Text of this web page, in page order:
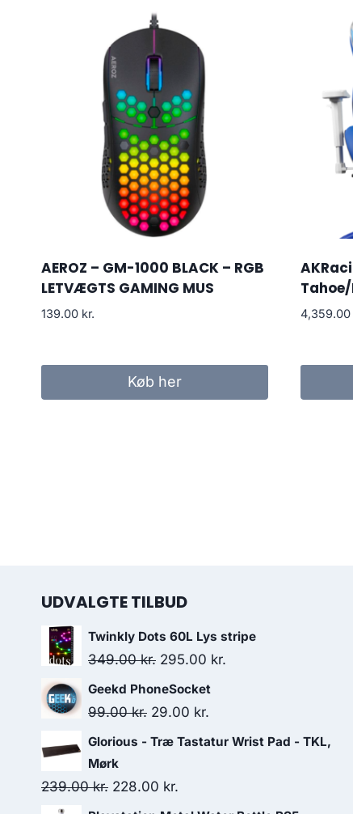
AEROZ – GM-1000 BLACK – RGB
LETVÆGTS GAMING MUS
139.00 kr.
Køb her
4,359.00
UDVALGTE TILBUD
Twinkly Dots 60L Lys stripe
349.00kr. Original
price
was:
295.00 kr.
Geekd PhoneSocket
99.00kr. Original
price
99.00 kr..
29.00 kr.
price
Glorious - Træ Tastatur Wrist Pad - TKL,
Mørk
239.00kr. Original
price
228.00 kr.
price